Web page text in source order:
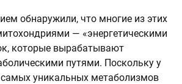
обнаружили, что многие из этих
— «энергетическими
которые вырабатывают
путями. Поскольку у
самых уникальных метаболизмов